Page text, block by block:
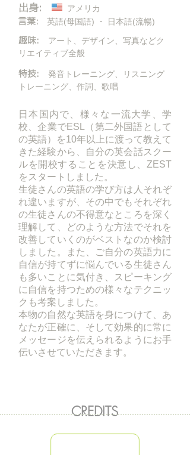
出身: アメリカ
言葉: 英語(母国語) ・ 日本語(流暢)
趣味: アート
、デザイン、写真などク
リエイティブ全般
特技:
発音トレーニング、リスニング
トレーニング、作詞、歌唱
日本国内で、様々な一流大学、学
校、企業でESL（第二外国語として
の英語）を10年以上に渡って教えて
きた経験から、自分の英会話スクー
ルを開校することを決意し、ZEST
をスタートしました。
生徒さんの英語の学び方は人それぞ
れ違いますが、その中でもそれぞれ
の生徒さんの不得意なところを深く
理解して、どのような方法でそれを
改善していくのがベストなのか検討
しました。また、ご自分の英語力に
自信が持てずに悩んでいる生徒さん
も多いことに気付き、スピーキング
に自信を持つための様々なテクニッ
クも考案しました。
本物の自然な英語を身につけて、あ
なたが正確に、そして効果的に常に
メッセージを伝えられるようにお手
伝いさせていただきます。
CREDITS